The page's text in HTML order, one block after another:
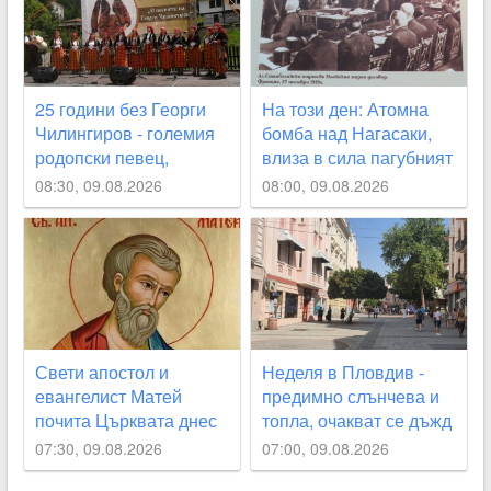
25 години без Георги
Чилингиров - големия
родопски певец,
свързал живота си с
Пловдив
08:30, 09.08.2026
На този ден: Атомна
бомба над Нагасаки,
влиза в сила пагубният
Ньойски договор за
България
08:00, 09.08.2026
Свети апостол и
евангелист Матей
почита Църквата днес
07:30, 09.08.2026
Неделя в Пловдив -
предимно слънчева и
топла, очакват се дъжд
и гръмотевици
07:00, 09.08.2026